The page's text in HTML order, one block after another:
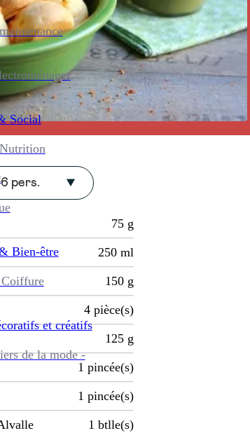
Social
Bien-être
et créatifs
de la mode -
6 pers.
75 g
250 ml
150 g
4 pièce(s)
125 g
1 pincée(s)
1 pincée(s)
1 btlle(s)